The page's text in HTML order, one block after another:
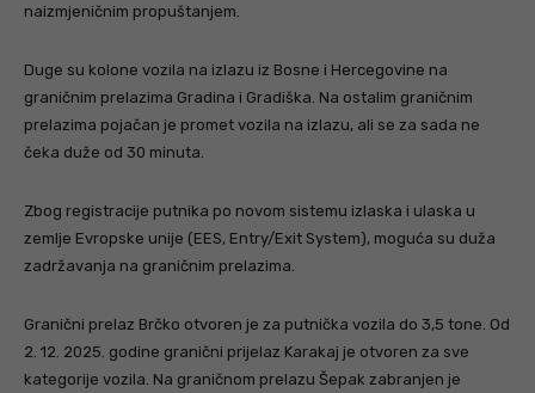
naizmjeničnim propuštanjem.
Duge su kolone vozila na izlazu iz Bosne i Hercegovine na
graničnim prelazima Gradina i Gradiška. Na ostalim graničnim
prelazima pojačan je promet vozila na izlazu, ali se za sada ne
čeka duže od 30 minuta.
Zbog registracije putnika po novom sistemu izlaska i ulaska u
zemlje Evropske unije (EES, Entry/Exit System), moguća su duža
zadržavanja na graničnim prelazima.
Granični prelaz Brčko otvoren je za putnička vozila do 3,5 tone. Od
2. 12. 2025. godine granični prijelaz Karakaj je otvoren za sve
kategorije vozila. Na graničnom prelazu Šepak zabranjen je